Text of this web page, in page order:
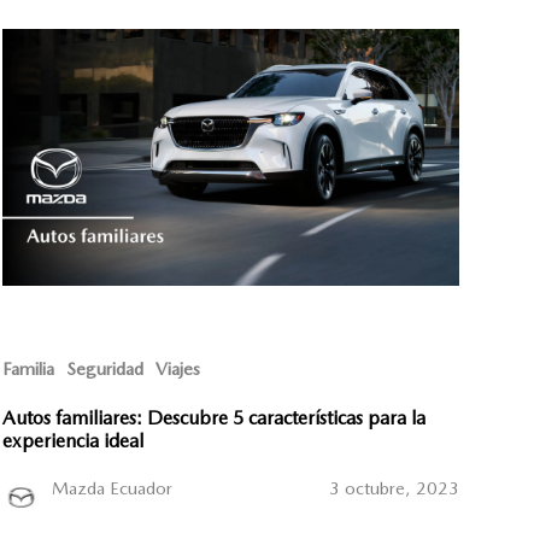
Familia Seguridad Viajes
Autos familiares: Descubre 5 características para la
experiencia ideal
Mazda Ecuador 3 octubre, 2023